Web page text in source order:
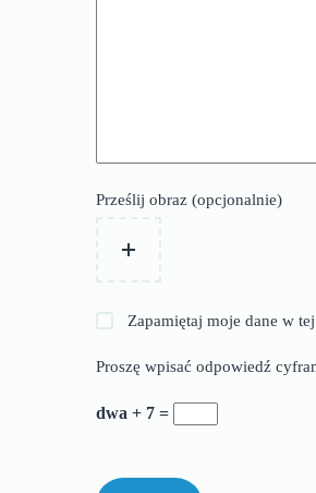
Prześlij obraz (opcjonalnie)
Zapamiętaj moje dane w
Proszę wpisać odpowiedź
dwa + 7 =